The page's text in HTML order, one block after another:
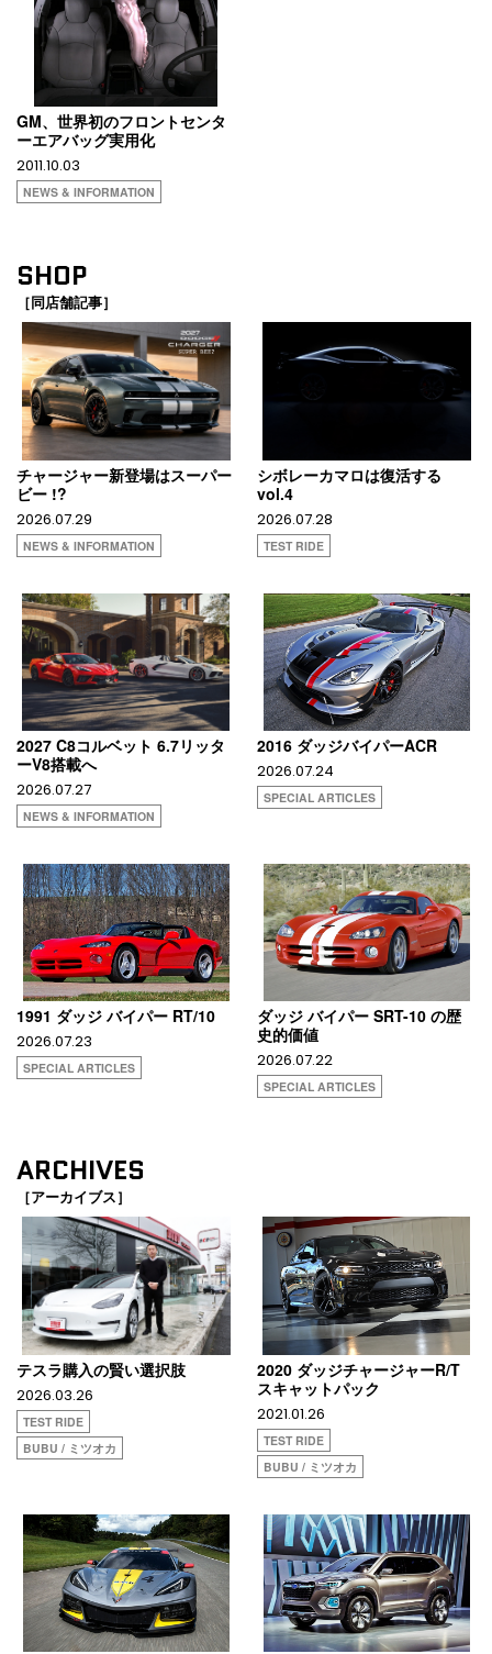
GM、世界初のフロントセンタ
ーエアバッグ実用化
2011.10.03
NEWS & INFORMATION
SHOP
［同店舗記事］
チャージャー新登場はスーパー
ビー !?
2026.07.29
NEWS & INFORMATION
シボレーカマロは復活する
vol.4
2026.07.28
TEST RIDE
2027 C8コルベット 6.7リッタ
ーV8搭載へ
2026.07.27
NEWS & INFORMATION
2016 ダッジバイパーACR
2026.07.24
SPECIAL ARTICLES
1991 ダッジ バイパー RT/10
2026.07.23
SPECIAL ARTICLES
ダッジ バイパー SRT-10 の歴
史的価値
2026.07.22
SPECIAL ARTICLES
ARCHIVES
［アーカイブス］
テスラ購入の賢い選択肢
2026.03.26
TEST RIDE
BUBU / ミツオカ
2020 ダッジチャージャーR/T
スキャットパック
2021.01.26
TEST RIDE
BUBU / ミツオカ